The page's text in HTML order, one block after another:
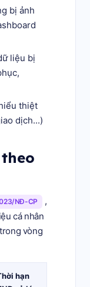
bị ảnh
liệu bị
thiệt
dịch...)
NĐ-CP
,
cá nhân
vòng
hạn